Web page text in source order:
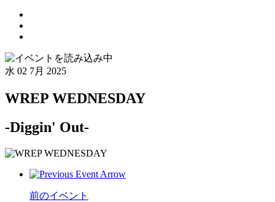
水 02 7月 2025
WREP WEDNESDAY
-Diggin' Out-
前のイベント